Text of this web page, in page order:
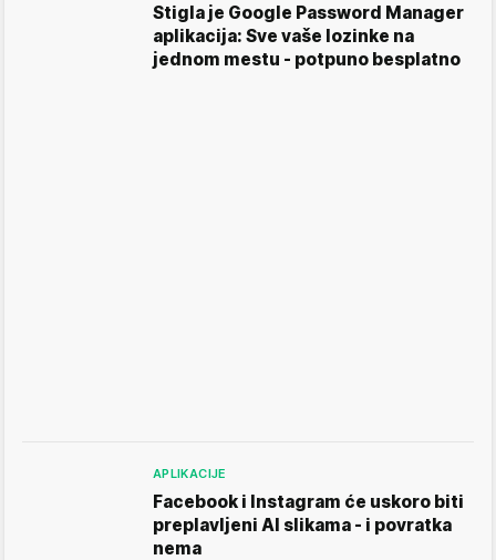
Stigla je Google Password Manager
aplikacija: Sve vaše lozinke na
jednom mestu - potpuno besplatno
APLIKACIJE
Facebook i Instagram će uskoro biti
preplavljeni AI slikama - i povratka
nema